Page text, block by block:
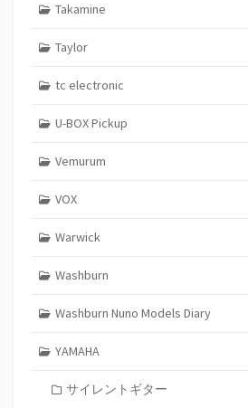
Takamine
Taylor
tc electronic
U-BOX Pickup
Vemurum
VOX
Warwick
Washburn
Washburn Nuno Models Diary
YAMAHA
サイレントギター